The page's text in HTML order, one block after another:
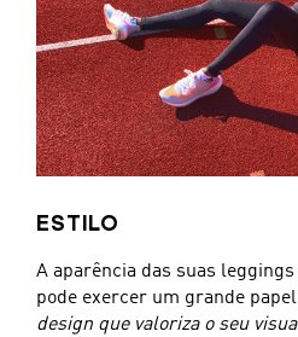
ESTILO
A aparência das suas leggings
pode exercer um grande
design que valoriza o seu